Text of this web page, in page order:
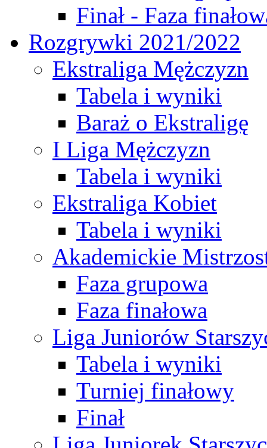
Finał - Faza
Rozgrywki 2021/2022
Ekstraliga Mężczyzn
Tabela i wyniki
Baraż o Ekstraligę
I Liga Mężczyzn
Tabela i wyniki
Ekstraliga Kobiet
Tabela i wyniki
Akademickie
Faza grupowa
Faza finałowa
Liga Juniorów
Tabela i wyniki
Turniej finałowy
Finał